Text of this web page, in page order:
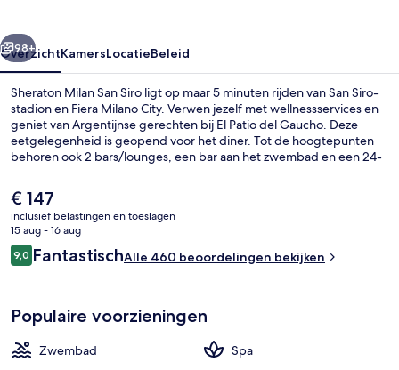
Volgende
98+
OverzichtKamersLocatieBeleid
Sheraton Milan San Siro ligt op maar 5 minuten rijden van San Siro-
stadion en Fiera Milano City. Verwen jezelf met wellnessservices en
geniet van Argentijnse gerechten bij El Patio del Gaucho. Deze
eetgelegenheid is geopend voor het diner. Tot de hoogtepunten
behoren ook 2 bars/lounges, een bar aan het zwembad en een 24-
behulpzame personeel.
De
huidige
prijs
is
€ 147
€ 147
inclusief belastingen en toeslagen
15 aug - 16 aug
Beoordelingen
9,09,0 op 10 –
FantastischAlle 460 beoordelingen bekijken
Populaire voorzieningen
Zwembad
Spa